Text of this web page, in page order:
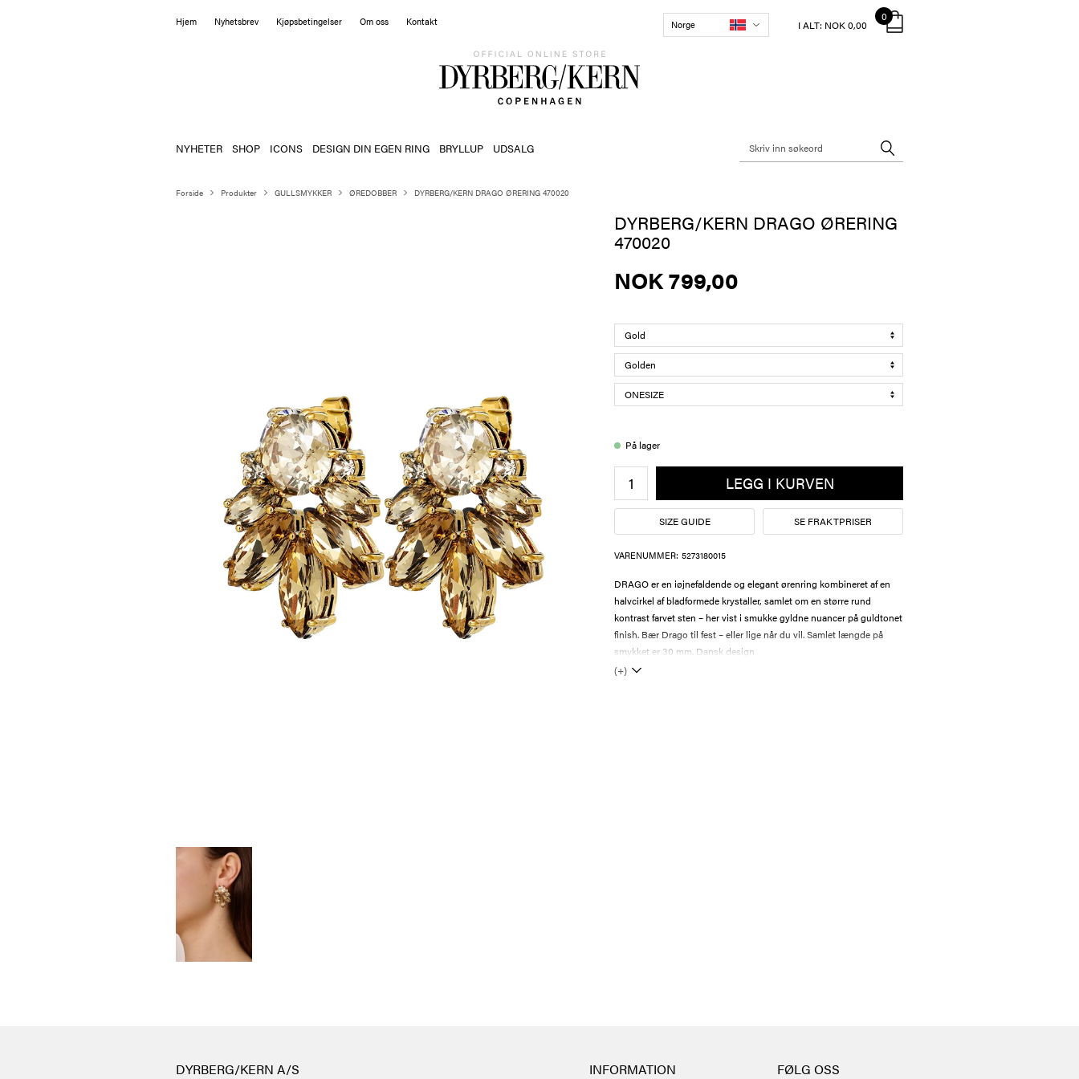
Hjem Nyhetsbrev Kjøpsbetingelser Om oss Kontakt Norge
0
I ALT: NOK 0,00
NYHETER SHOP ICONS DESIGN DIN EGEN RING BRYLLUP UDSALG
Forside Produkter GULLSMYKKER ØREDOBBER DYRBERG/KERN DRAGO ØRERING 470020
DYRBERG/KERN DRAGO ØRERING
470020
NOK 799,00
På lager
LEGG I KURVEN
SIZE GUIDE SE FRAKTPRISER
VARENUMMER: 5273180015
DRAGO er en iøjnefaldende og elegant ørenring kombineret af en
halvcirkel af bladformede krystaller, samlet om en større rund
kontrast farvet sten – her vist i smukke gyldne nuancer på guldtonet
finish. Bær Drago til fest – eller lige når du vil. Samlet længde på
smykket er 30 mm. Dansk design
(+)
DYRBERG/KERN A/S INFORMATION FØLG OSS